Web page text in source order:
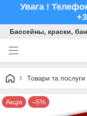
Увага !
Бассейны, краски,
Товари та послуги
Акція –5%